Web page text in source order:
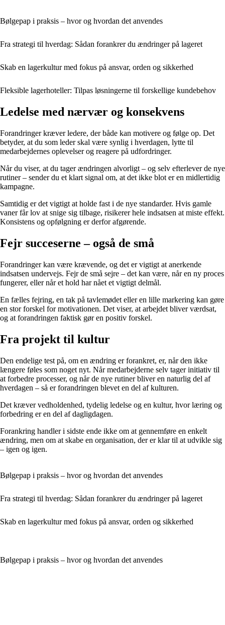
Bølgepap i praksis – hvor og hvordan det anvendes
Fra strategi til hverdag: Sådan forankrer du ændringer på lageret
Skab en lagerkultur med fokus på ansvar, orden og sikkerhed
Fleksible lagerhoteller: Tilpas løsningerne til forskellige kundebehov
Ledelse med nærvær og konsekvens
Forandringer kræver ledere, der både kan motivere og følge op. Det
betyder, at du som leder skal være synlig i hverdagen, lytte til
medarbejdernes oplevelser og reagere på udfordringer.
Når du viser, at du tager ændringen alvorligt – og selv efterlever de nye
rutiner – sender du et klart signal om, at det ikke blot er en midlertidig
kampagne.
Samtidig er det vigtigt at holde fast i de nye standarder. Hvis gamle
vaner får lov at snige sig tilbage, risikerer hele indsatsen at miste effekt.
Konsistens og opfølgning er derfor afgørende.
Fejr succeserne – også de små
Forandringer kan være krævende, og det er vigtigt at anerkende
indsatsen undervejs. Fejr de små sejre – det kan være, når en ny proces
fungerer, eller når et hold har nået et vigtigt delmål.
En fælles fejring, en tak på tavlemødet eller en lille markering kan gøre
en stor forskel for motivationen. Det viser, at arbejdet bliver værdsat,
og at forandringen faktisk gør en positiv forskel.
Fra projekt til kultur
Den endelige test på, om en ændring er forankret, er, når den ikke
længere føles som noget nyt. Når medarbejderne selv tager initiativ til
at forbedre processer, og når de nye rutiner bliver en naturlig del af
hverdagen – så er forandringen blevet en del af kulturen.
Det kræver vedholdenhed, tydelig ledelse og en kultur, hvor læring og
forbedring er en del af dagligdagen.
Forankring handler i sidste ende ikke om at gennemføre en enkelt
ændring, men om at skabe en organisation, der er klar til at udvikle sig
– igen og igen.
Bølgepap i praksis – hvor og hvordan det anvendes
Fra strategi til hverdag: Sådan forankrer du ændringer på lageret
Skab en lagerkultur med fokus på ansvar, orden og sikkerhed
Bølgepap i praksis – hvor og hvordan det anvendes